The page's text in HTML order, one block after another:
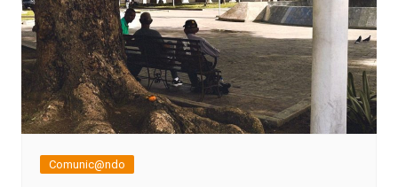
Comunic@ndo